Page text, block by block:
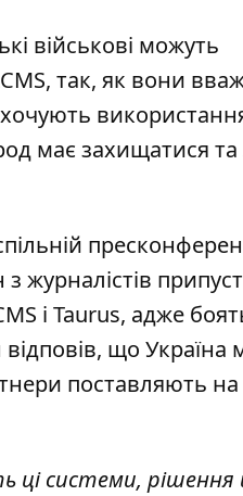
військові можуть
, так, як вони
використання
має захищатися та
і Taurus, адже
що Україна
поставляють на
ці системи,